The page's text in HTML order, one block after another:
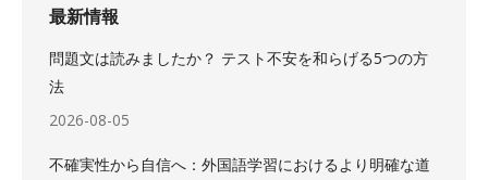
最新情報
問題文は読みましたか？ テスト不安を和らげる5つの方
法
2026-08-05
不確実性から自信へ：外国語学習におけるより明確な道